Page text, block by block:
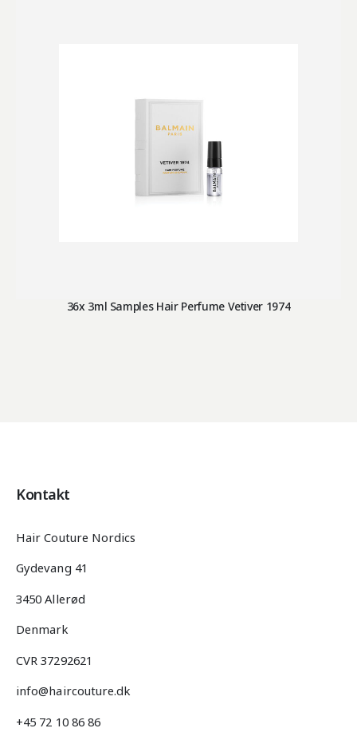
36x 3ml Samples Hair Perfume Vetiver 1974
Kontakt
Hair Couture Nordics
Gydevang 41
3450 Allerød
Denmark
CVR 37292621
info@haircouture.dk
+45 72 10 86 86